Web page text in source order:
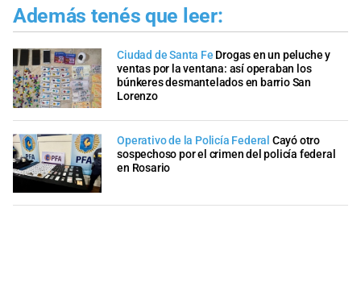
Además tenés que leer:
Ciudad de Santa Fe Drogas en un peluche y
ventas por la ventana: así operaban los
búnkeres desmantelados en barrio San
Lorenzo
Operativo de la Policía Federal Cayó otro
sospechoso por el crimen del policía federal
en Rosario